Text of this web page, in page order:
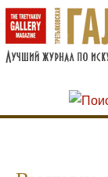
Перейти к
Skip to search